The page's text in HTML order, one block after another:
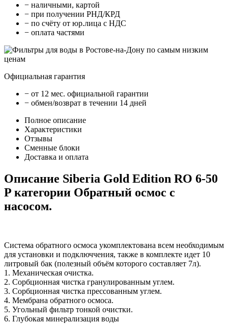
− наличными, картой
− при получении РНД/КРД
− по счёту от юр.лица с НДС
− оплата частями
Официальная гарантия
− от 12 мес. официальной гарантии
− обмен/возврат в течении 14 дней
Полное описание
Характеристики
Отзывы
Сменные блоки
Доставка и оплата
Описание Siberia Gold Edition RO 6-50
P категории Обратный осмос с
насосом.
Система обратного осмоса укомплектована всем необходимым
для установки и подключчения, также в комплекте идет 10
литровый бак (полезный объём которого составляет 7л).
1. Механическая очистка.
2. Сорбционная чистка гранулированным углем.
3. Сорбционная чистка прессованным углем.
4. Мембрана обратного осмоса.
5. Угольный фильтр тонкой очистки.
6. Глубокая минерализация воды